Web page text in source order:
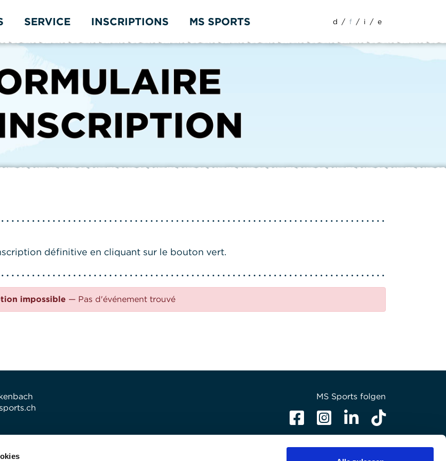
SERVICE INSCRIPTIONS MS SPORTS d / f / i / e
définitive en cliquant sur le bouton vert.
impossible — Pas d'événement trouvé
MS Sports folgen